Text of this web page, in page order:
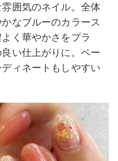
囲気のネイル。全体
なブルーのカラース
く華やかさをプラ
い仕上がりに。ベー
ィネートもしやすい